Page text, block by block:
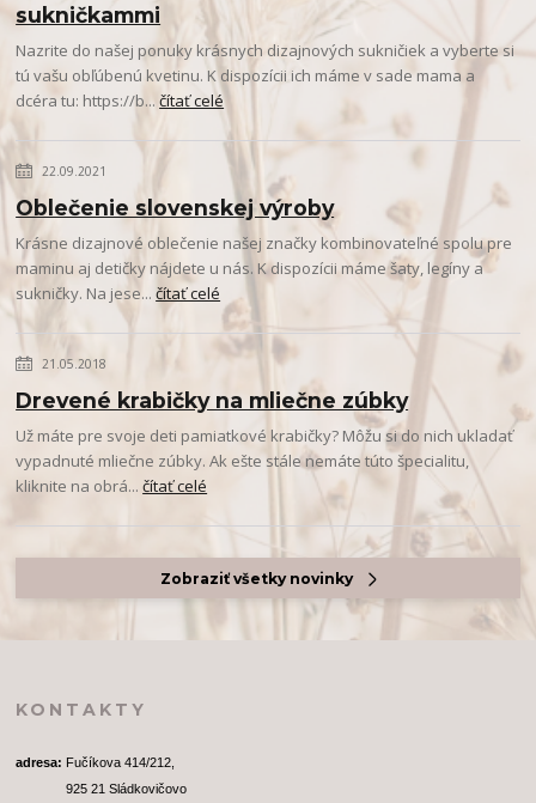
sukničkammi
Nazrite do našej ponuky krásnych dizajnových sukničiek a vyberte si
tú vašu obľúbenú kvetinu. K dispozícii ich máme v sade mama a
dcéra tu: https://b...čítať celé
22.09.2021
Oblečenie slovenskej výroby
Krásne dizajnové oblečenie našej značky kombinovateľné spolu pre
maminu aj detičky nájdete u nás. K dispozícii máme šaty, legíny a
sukničky. Na jese...čítať celé
21.05.2018
Drevené krabičky na mliečne zúbky
Už máte pre svoje deti pamiatkové krabičky? Môžu si do nich ukladať
vypadnuté mliečne zúbky. Ak ešte stále nemáte túto špecialitu,
kliknite na obrá...čítať celé
Zobraziť všetky novinky
KONTAKTY
adresa: Fučíkova 414/212,
              925 21 Sládkovičovo